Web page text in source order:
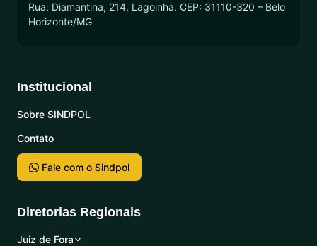
Rua: Diamantina, 214, Lagoinha. CEP: 31110-320 – Belo
Horizonte/MG
Institucional
Sobre SINDPOL
Contato
Fale com o Sindpol
Diretorias Regionais
Juiz de Fora